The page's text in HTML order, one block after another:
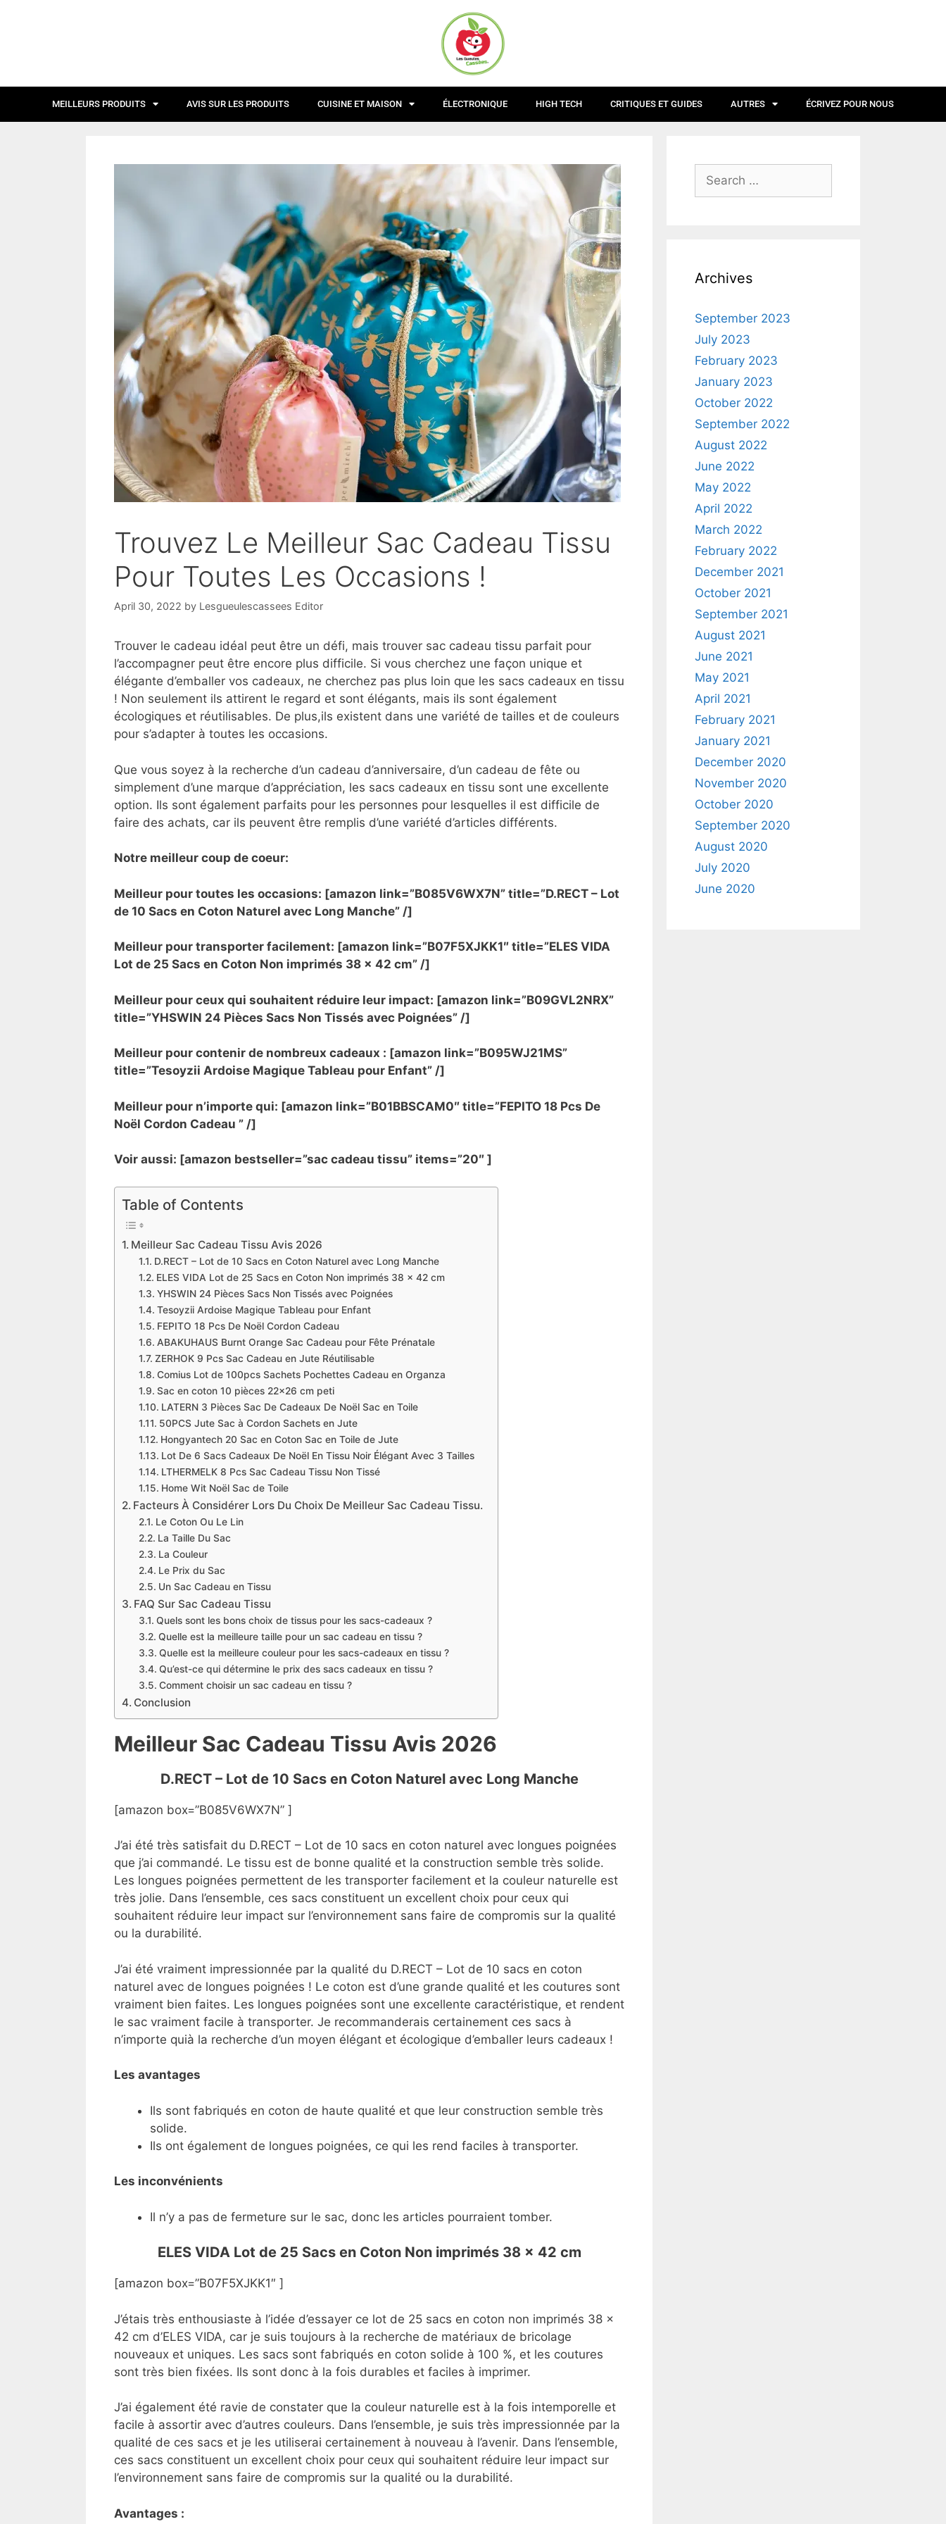
MEILLEURS PRODUITS AVIS SUR LES PRODUITS CUISINE ET MAISON ÉLECTRONIQUE HIGH TECH CRITIQUES ET GUIDES AUTRES ÉCRIVEZ POUR NOUS
Trouvez Le Meilleur Sac Cadeau Tissu
Pour Toutes Les Occasions !
April 30, 2022 by Lesgueulescassees Editor
Trouver le cadeau idéal peut être un défi, mais trouver sac cadeau tissu parfait pour
l’accompagner peut être encore plus difficile. Si vous cherchez une façon unique et
élégante d’emballer vos cadeaux, ne cherchez pas plus loin que les sacs cadeaux en tissu
! Non seulement ils attirent le regard et sont élégants, mais ils sont également
écologiques et réutilisables. De plus,ils existent dans une variété de tailles et de couleurs
pour s’adapter à toutes les occasions.
Que vous soyez à la recherche d’un cadeau d’anniversaire, d’un cadeau de fête ou
simplement d’une marque d’appréciation, les sacs cadeaux en tissu sont une excellente
option. Ils sont également parfaits pour les personnes pour lesquelles il est difficile de
faire des achats, car ils peuvent être remplis d’une variété d’articles différents.
Notre meilleur coup de coeur:
Meilleur pour toutes les occasions: [amazon link=”B085V6WX7N” title=”D.RECT – Lot
de 10 Sacs en Coton Naturel avec Long Manche” /]
Meilleur pour transporter facilement: [amazon link=”B07F5XJKK1″ title=”ELES VIDA
Lot de 25 Sacs en Coton Non imprimés 38 x 42 cm” /]
Meilleur pour ceux qui souhaitent réduire leur impact: [amazon link=”B09GVL2NRX”
title=”YHSWIN 24 Pièces Sacs Non Tissés avec Poignées” /]
Meilleur pour contenir de nombreux cadeaux : [amazon link=”B095WJ21MS”
title=”Tesoyzii Ardoise Magique Tableau pour Enfant” /]
Meilleur pour n’importe qui: [amazon link=”B01BBSCAM0″ title=”FEPITO 18 Pcs De
Noël Cordon Cadeau ” /]
Voir aussi: [amazon bestseller=”sac cadeau tissu” items=”20″ ]
Table of Contents
Meilleur Sac Cadeau Tissu Avis 2026
D.RECT – Lot de 10 Sacs en Coton Naturel avec Long Manche
ELES VIDA Lot de 25 Sacs en Coton Non imprimés 38 x 42 cm
YHSWIN 24 Pièces Sacs Non Tissés avec Poignées
Tesoyzii Ardoise Magique Tableau pour Enfant
FEPITO 18 Pcs De Noël Cordon Cadeau
ABAKUHAUS Burnt Orange Sac Cadeau pour Fête Prénatale
ZERHOK 9 Pcs Sac Cadeau en Jute Réutilisable
Comius Lot de 100pcs Sachets Pochettes Cadeau en Organza
Sac en coton 10 pièces 22×26 cm peti
LATERN 3 Pièces Sac De Cadeaux De Noël Sac en Toile
50PCS Jute Sac à Cordon Sachets en Jute
Hongyantech 20 Sac en Coton Sac en Toile de Jute
Lot De 6 Sacs Cadeaux De Noël En Tissu Noir Élégant Avec 3 Tailles
LTHERMELK 8 Pcs Sac Cadeau Tissu Non Tissé
Home Wit Noël Sac de Toile
Facteurs À Considérer Lors Du Choix De Meilleur Sac Cadeau Tissu.
Le Coton Ou Le Lin
La Taille Du Sac
La Couleur
Le Prix du Sac
Un Sac Cadeau en Tissu
FAQ Sur Sac Cadeau Tissu
Quels sont les bons choix de tissus pour les sacs-cadeaux ?
Quelle est la meilleure taille pour un sac cadeau en tissu ?
Quelle est la meilleure couleur pour les sacs-cadeaux en tissu ?
Qu’est-ce qui détermine le prix des sacs cadeaux en tissu ?
Comment choisir un sac cadeau en tissu ?
Conclusion
Meilleur Sac Cadeau Tissu Avis 2026
D.RECT – Lot de 10 Sacs en Coton Naturel avec Long Manche
[amazon box=”B085V6WX7N” ]
J’ai été très satisfait du D.RECT – Lot de 10 sacs en coton naturel avec longues poignées
que j’ai commandé. Le tissu est de bonne qualité et la construction semble très solide.
Les longues poignées permettent de les transporter facilement et la couleur naturelle est
très jolie. Dans l’ensemble, ces sacs constituent un excellent choix pour ceux qui
souhaitent réduire leur impact sur l’environnement sans faire de compromis sur la qualité
ou la durabilité.
J’ai été vraiment impressionnée par la qualité du D.RECT – Lot de 10 sacs en coton
naturel avec de longues poignées ! Le coton est d’une grande qualité et les coutures sont
vraiment bien faites. Les longues poignées sont une excellente caractéristique, et rendent
le sac vraiment facile à transporter. Je recommanderais certainement ces sacs à
n’importe quià la recherche d’un moyen élégant et écologique d’emballer leurs cadeaux !
Les avantages
Ils sont fabriqués en coton de haute qualité et que leur construction semble très
solide.
Ils ont également de longues poignées, ce qui les rend faciles à transporter.
Les inconvénients
Il n’y a pas de fermeture sur le sac, donc les articles pourraient tomber.
ELES VIDA Lot de 25 Sacs en Coton Non imprimés 38 x 42 cm
[amazon box=”B07F5XJKK1″ ]
J’étais très enthousiaste à l’idée d’essayer ce lot de 25 sacs en coton non imprimés 38 x
42 cm d’ELES VIDA, car je suis toujours à la recherche de matériaux de bricolage
nouveaux et uniques. Les sacs sont fabriqués en coton solide à 100 %, et les coutures
sont très bien fixées. Ils sont donc à la fois durables et faciles à imprimer.
J’ai également été ravie de constater que la couleur naturelle est à la fois intemporelle et
facile à assortir avec d’autres couleurs. Dans l’ensemble, je suis très impressionnée par la
qualité de ces sacs et je les utiliserai certainement à nouveau à l’avenir. Dans l’ensemble,
ces sacs constituent un excellent choix pour ceux qui souhaitent réduire leur impact sur
l’environnement sans faire de compromis sur la qualité ou la durabilité.
Avantages :
Archives
September 2023
July 2023
February 2023
January 2023
October 2022
September 2022
August 2022
June 2022
May 2022
April 2022
March 2022
February 2022
December 2021
October 2021
September 2021
August 2021
June 2021
May 2021
April 2021
February 2021
January 2021
December 2020
November 2020
October 2020
September 2020
August 2020
July 2020
June 2020